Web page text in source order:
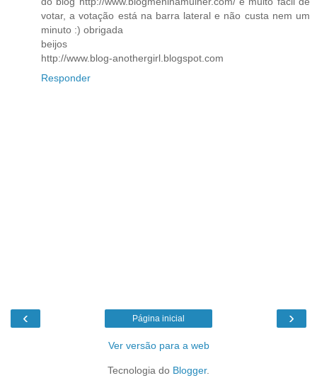
votar, a votação está na barra lateral e não custa nem um
minuto :) obrigada
beijos
http://www.blog-anothergirl.blogspot.com
Responder
‹ ›
Página inicial
Ver versão para a web
Tecnologia do Blogger.